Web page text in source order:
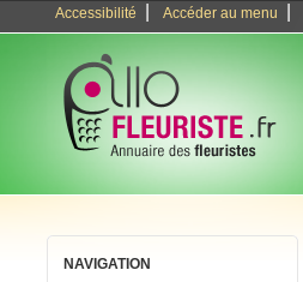
Accessibilité Accéder au menu
NAVIGATION